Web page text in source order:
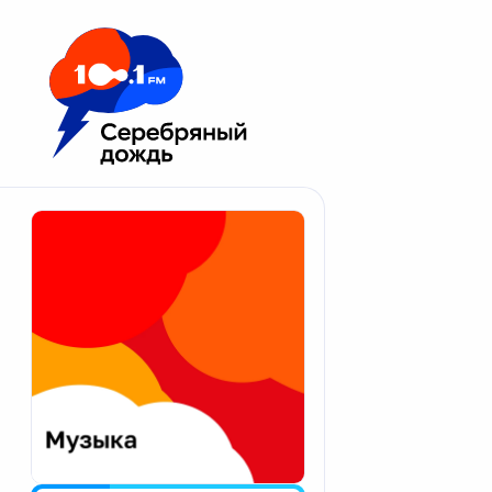
Москва 100.1 FM
Апатиты
Екатеринбург
Калининград
Калуга